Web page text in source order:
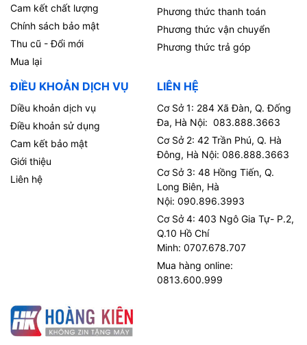
Cam kết chất lượng
Chính sách bảo mật
Thu cũ - Đổi mới
Mua lại
Phương thức thanh toán
Phương thức vận chuyển
Phương thức trả góp
ĐIỀU KHOẢN DỊCH VỤ
Diều khoản dịch vụ
Điều khoản sử dụng
Cam kết bảo mật
Giới thiệu
Liên hệ
LIÊN HỆ
Cơ Sở 1: 284 Xã Đàn, Q. Đống
Đa, Hà Nội: 083.888.3663
Cơ Sở 2: 42 Trần Phú, Q. Hà
Đông, Hà Nội: 086.888.3663
Cơ Sở 3: 48 Hồng Tiến, Q.
Long Biên, Hà
Nội: 090.896.3993
Cơ Sở 4: 403 Ngô Gia Tự- P.2,
Q.10 Hồ Chí
Minh: 0707.678.707
Mua hàng online:
0813.600.999